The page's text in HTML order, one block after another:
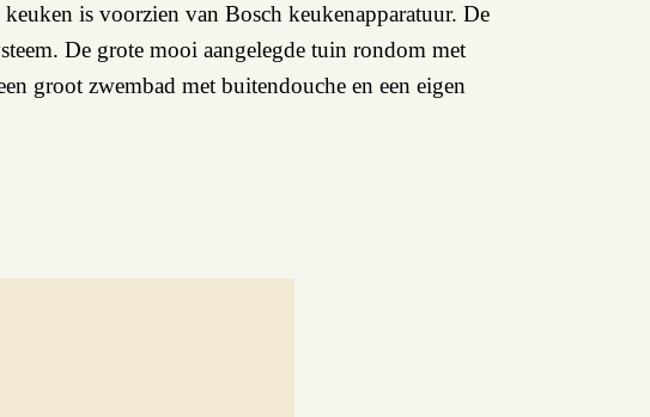
is voorzien van Bosch keukenapparatuur. De
De grote mooi aangelegde tuin rondom met
groot zwembad met buitendouche en een eigen